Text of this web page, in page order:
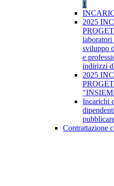
1
2025
laboratori
sviluppo
e
indirizzi
2025
Incarichi
Contrattazione